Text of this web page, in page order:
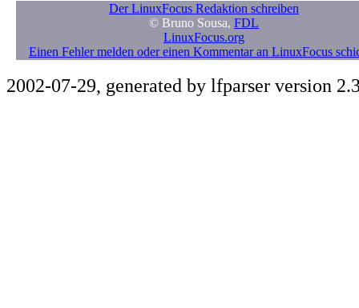
Der LinuxFocus Redaktion schreiben
© Bruno Sousa, FDL
LinuxFocus.org
Einen Fehler melden oder einen Kommentar an LinuxFocus
2002-07-29, generated by lfparser version